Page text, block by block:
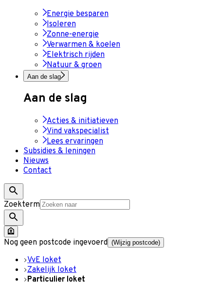
Energie besparen
Isoleren
Zonne-energie
Verwarmen & koelen
Elektrisch rijden
Natuur & groen
Aan de slag
Aan de slag
Acties & initiatieven
Vind vakspecialist
Lees ervaringen
Subsidies & leningen
Nieuws
Contact
Zoekterm
Nog geen postcode ingevoerd (Wijzig postcode)
VvE loket
Zakelijk loket
Particulier loket